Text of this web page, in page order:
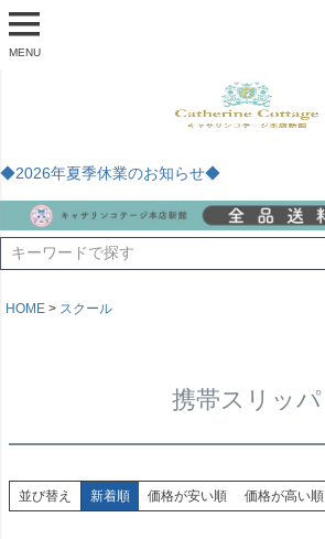
MENU
◆2026年夏季休業のお知らせ◆
HOME スクール
携帯スリッパ
並び替え 新着順 価格が安い順 価格が高い順